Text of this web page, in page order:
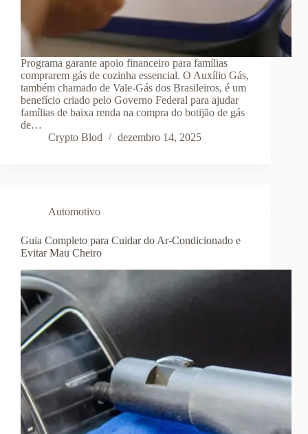
Programa garante apoio financeiro para famílias
comprarem gás de cozinha essencial. O Auxílio Gás,
também chamado de Vale-Gás dos Brasileiros, é um
benefício criado pelo Governo Federal para ajudar
famílias de baixa renda na compra do botijão de gás
de…
Crypto Blod
dezembro 14, 2025
Automotivo
Guia Completo para Cuidar do Ar-Condicionado e
Evitar Mau Cheiro